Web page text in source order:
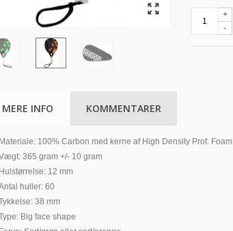
-
+
MERE INFO KOMMENTARER
Materiale: 100% Carbon med kerne af High Density Prof. Foam
365 gram +/- 10 gram
Hulstørrelse: 12 mm
huller: 60
38 mm
Big face shape